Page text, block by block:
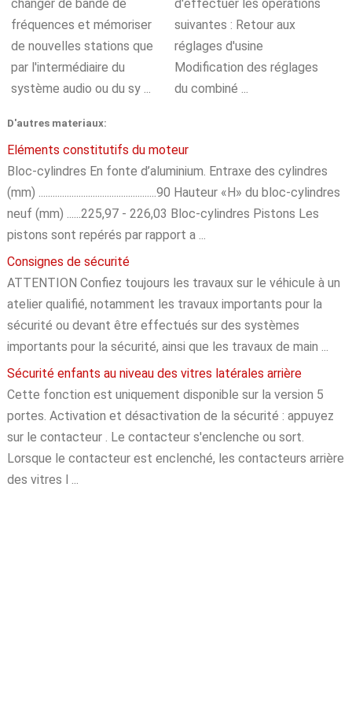
changer de bande de
fréquences et mémoriser
de nouvelles stations que
par l'intermédiaire du
système audio ou du sy ...
d'effectuer les opérations
suivantes : Retour aux
réglages d'usine
Modification des réglages
du combiné ...
D'autres materiaux:
Eléments constitutifs du moteur
Bloc-cylindres En fonte d’aluminium. Entraxe des cylindres
(mm) ..................................................90 Hauteur «H» du bloc-cylindres
neuf (mm) ......225,97 - 226,03 Bloc-cylindres Pistons Les
pistons sont repérés par rapport a ...
Consignes de sécurité
ATTENTION Confiez toujours les travaux sur le véhicule à un
atelier qualifié, notamment les travaux importants pour la
sécurité ou devant être effectués sur des systèmes
importants pour la sécurité, ainsi que les travaux de main ...
Sécurité enfants au niveau des vitres latérales arrière
Cette fonction est uniquement disponible sur la version 5
portes. Activation et désactivation de la sécurité : appuyez
sur le contacteur . Le contacteur s'enclenche ou sort.
Lorsque le contacteur est enclenché, les contacteurs arrière
des vitres l ...